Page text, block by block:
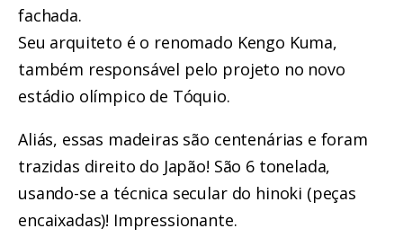
fachada.
Seu arquiteto é o renomado Kengo Kuma,
também responsável pelo projeto no novo
estádio olímpico de Tóquio.
Aliás, essas madeiras são centenárias e foram
trazidas direito do Japão! São 6 tonelada,
usando-se a técnica secular do hinoki (peças
encaixadas)! Impressionante.